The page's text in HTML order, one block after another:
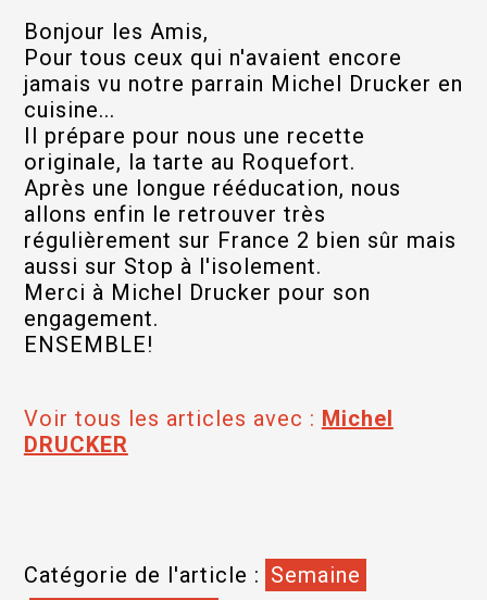
Bonjour les Amis,
Pour tous ceux qui n'avaient encore
jamais vu notre parrain Michel Drucker en
cuisine...
Il prépare pour nous une recette
originale, la tarte au Roquefort.
Après une longue rééducation, nous
allons enfin le retrouver très
régulièrement sur France 2 bien sûr mais
aussi sur Stop à l'isolement.
Merci à Michel Drucker pour son
engagement.
ENSEMBLE!
Voir tous les articles avec : Michel
DRUCKER
Catégorie de l'article : Semaine